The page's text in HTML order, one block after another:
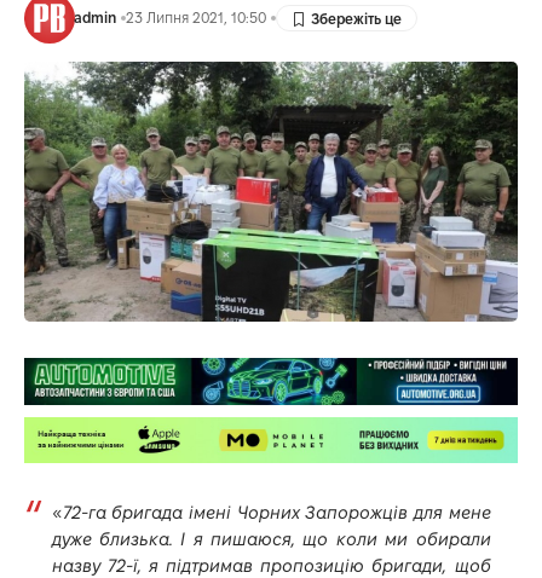
admin 23 Липня 2021, 10:50
«72-га бригада імені Чорних Запорожців для мене
дуже близька. І я пишаюся, що коли ми обирали
назву 72-ї, я підтримав пропозицію бригади, щоб